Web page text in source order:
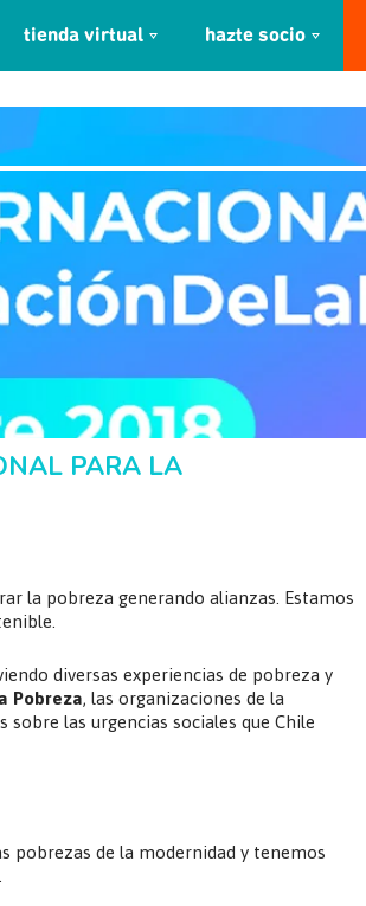
tienda virtual hazte socio
PARA LA
la pobreza generando alianzas. Estamos
diversas experiencias de pobreza y
Pobreza, las organizaciones de la
las urgencias sociales que Chile
pobrezas de la modernidad y tenemos